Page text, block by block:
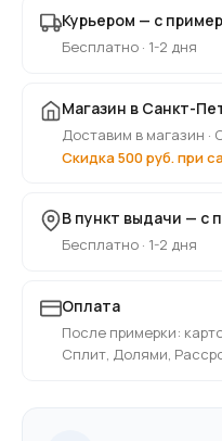
Курьером — с
Бесплатно · 1-2 дня
Магазин в Санкт-
Доставим в магазин
Скидка 500 руб. при
В пункт выдачи — с
Бесплатно · 1-2 дня
Оплата
После примерки:
Сплит, Долями,